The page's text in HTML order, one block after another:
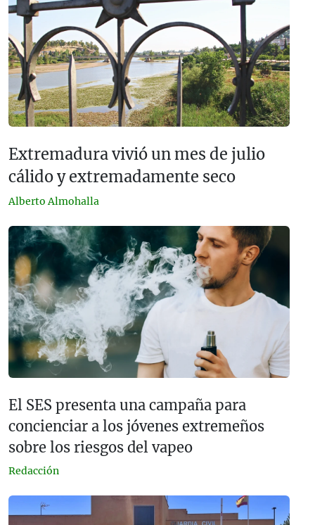
Extremadura vivió un mes de julio
cálido y extremadamente seco
Alberto Almohalla
El SES presenta una campaña para
concienciar a los jóvenes extremeños
sobre los riesgos del vapeo
Redacción